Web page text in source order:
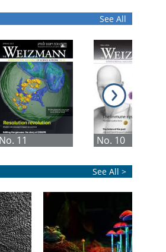
See All
No. 11 No. 10
See All >